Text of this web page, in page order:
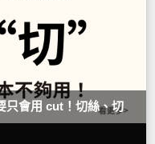
只會用 cut！切絲、切